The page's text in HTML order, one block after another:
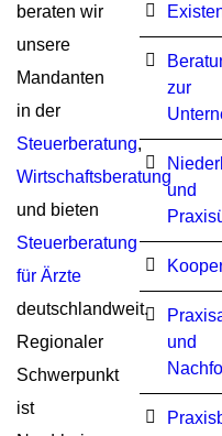
beraten wir
unsere
Mandanten
in der
Steuerberatung,
Wirtschaftsberatung
und bieten
Steuerberatung
für Ärzte
deutschlandweit.
Regionaler
Schwerpunkt
ist
zur
und
und